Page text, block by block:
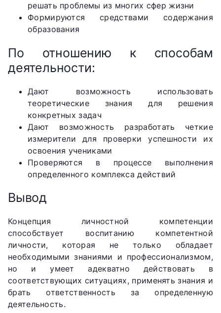
решать проблемы из многих сфер жизни
Формируются средствами содержания
образования
По отношению к способам
деятельности:
Дают возможность использовать
теоретические знания для решения
конкретных задач
Дают возможность разработать четкие
измерители для проверки успешности их
освоения учениками
Проверяются в процессе выполнения
определенного комплекса действий
Вывод
Концепция личностной компетенции
способствует воспитанию компетентной
личности, которая не только обладает
необходимыми знаниями и профессионализмом,
но и умеет адекватно действовать в
соответствующих ситуациях, применять знания и
брать ответственность за определенную
деятельность.